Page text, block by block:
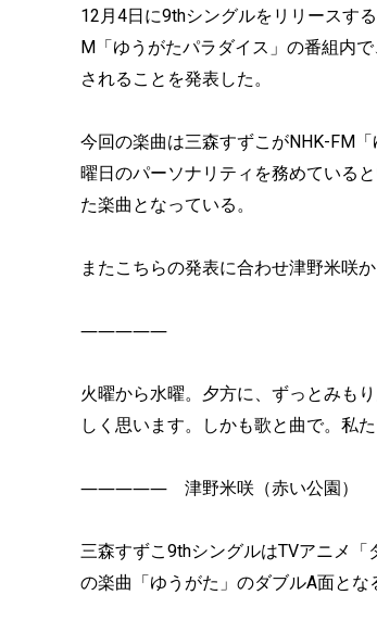
12月4日に9thシングルをリリースす
M「ゆうがたパラダイス」の番組内
されることを発表した。
今回の楽曲は三森すずこがNHK-FM
曜日のパーソナリティを務めている
た楽曲となっている。
またこちらの発表に合わせ津野米咲
―――――
火曜から水曜。夕方に、ずっとみも
しく思います。しかも歌と曲で。私
――――― 津野米咲（赤い公園）
三森すずこ9thシングルはTVアニメ
の楽曲「ゆうがた」のダブルA面とな